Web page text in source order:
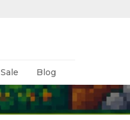
Sale Blog